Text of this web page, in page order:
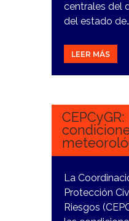
centrales del
del estado
LEER MÁS
8
CEPCyGR:
La
Protección
Riesgos